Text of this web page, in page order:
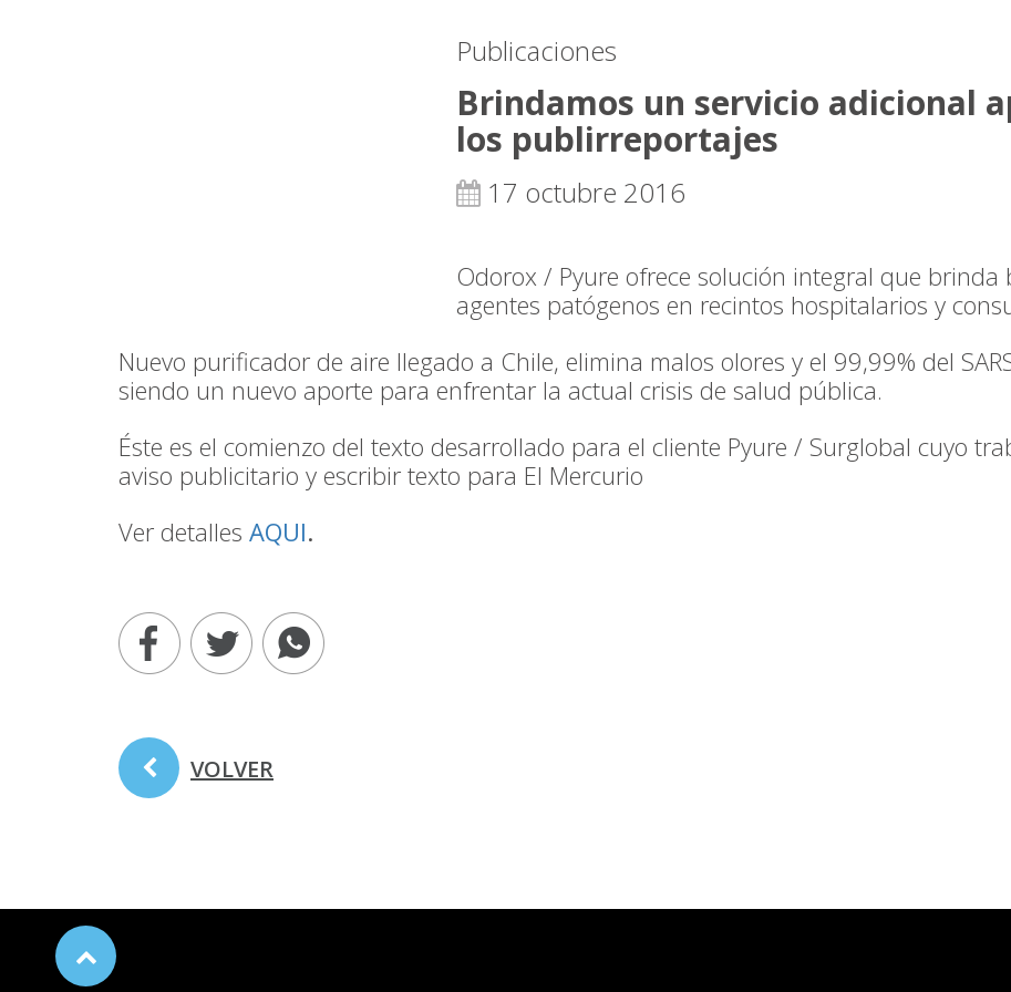
Publicaciones
Brindamos un servicio adicional
los publirreportajes
17 octubre 2016
Odorox / Pyure ofrece solución integral que brinda
agentes patógenos en recintos hospitalarios y
Nuevo purificador de aire llegado a Chile, elimina malos olores y el 99,99% del
siendo un nuevo aporte para enfrentar la actual crisis de salud pública.
Éste es el comienzo del texto desarrollado para el cliente Pyure / Surglobal cuyo
aviso publicitario y escribir texto para El Mercurio
Ver detalles AQUI.
VOLVER